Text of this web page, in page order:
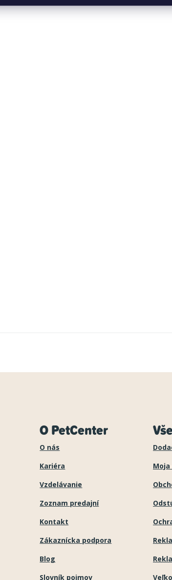
O PetCenter
O nás
Kariéra
Vzdelávanie
Zoznam predajní
Kontakt
Zákaznícka podpora
Blog
Slovník pojmov